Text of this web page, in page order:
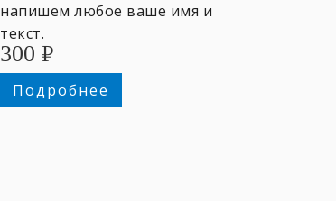
напишем любое ваше имя и
текст.
300 ₽
Подробнее